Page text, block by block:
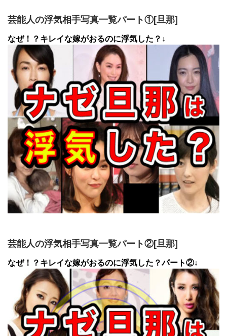
芸能人の浮気相手写真一覧パート①[旦那]
なぜ！？キレイな嫁がおるのに浮気した？↓
芸能人の浮気相手写真一覧パート②[旦那]
なぜ！？キレイな嫁がおるのに浮気した？パート②↓